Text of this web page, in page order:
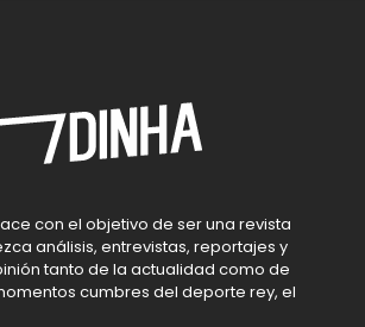
con el objetivo de ser una revista
análisis, entrevistas, reportajes y
tanto de la actualidad como de
cumbres del deporte rey, el